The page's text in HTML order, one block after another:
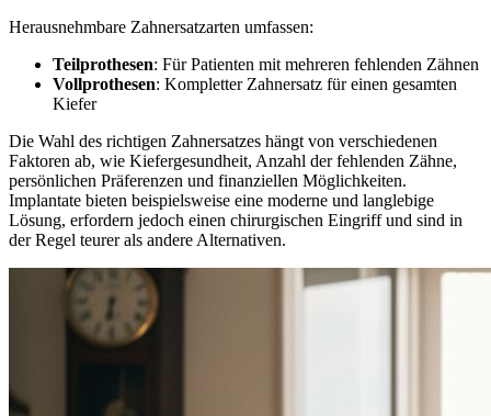
Herausnehmbare Zahnersatzarten umfassen:
Teilprothesen: Für Patienten mit mehreren fehlenden Zähnen
Vollprothesen: Kompletter Zahnersatz für einen gesamten
Kiefer
Die Wahl des richtigen Zahnersatzes hängt von verschiedenen
Faktoren ab, wie Kiefergesundheit, Anzahl der fehlenden Zähne,
persönlichen Präferenzen und finanziellen Möglichkeiten.
Implantate bieten beispielsweise eine moderne und langlebige
Lösung, erfordern jedoch einen chirurgischen Eingriff und sind in
der Regel teurer als andere Alternativen.